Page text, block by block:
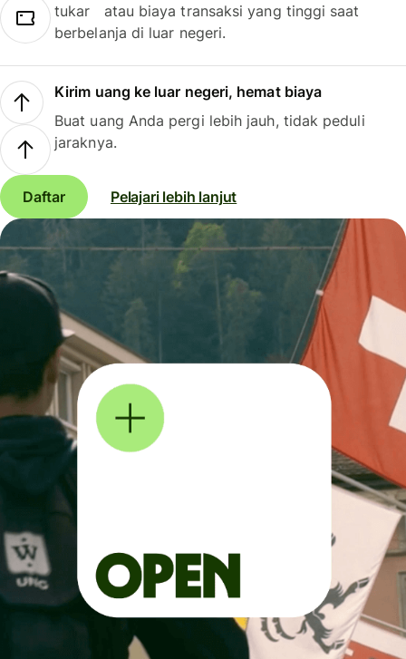
tukar atau biaya transaksi yang tinggi saat
berbelanja di luar negeri.
Kirim uang ke luar negeri, hemat biaya
Buat uang Anda pergi lebih jauh, tidak peduli
jaraknya.
Daftar Pelajari lebih lanjut